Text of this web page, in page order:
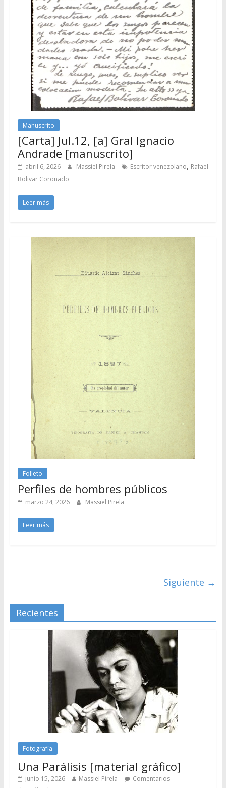
Manuscrito
[Carta] Jul.12, [a] Gral Ignacio
Andrade [manuscrito]
abril 6, 2026 Massiel Pirela Escritor venezolano, Rafael
Bolivar Coronado
Leer más
Folleto
Perfiles de hombres públicos
marzo 24, 2026 Massiel Pirela
Leer más
Siguiente →
Recientes
Fotografía
Una Parálisis [material gráfico]
junio 15, 2026 Massiel Pirela
Comentarios